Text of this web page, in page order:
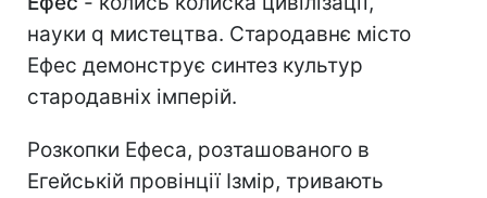
науки q мистецтва. Стародавнє місто
Ефес демонструє синтез культур
стародавніх імперій.
Розкопки Ефеса, розташованого в
Егейській провінції Ізмір, тривають